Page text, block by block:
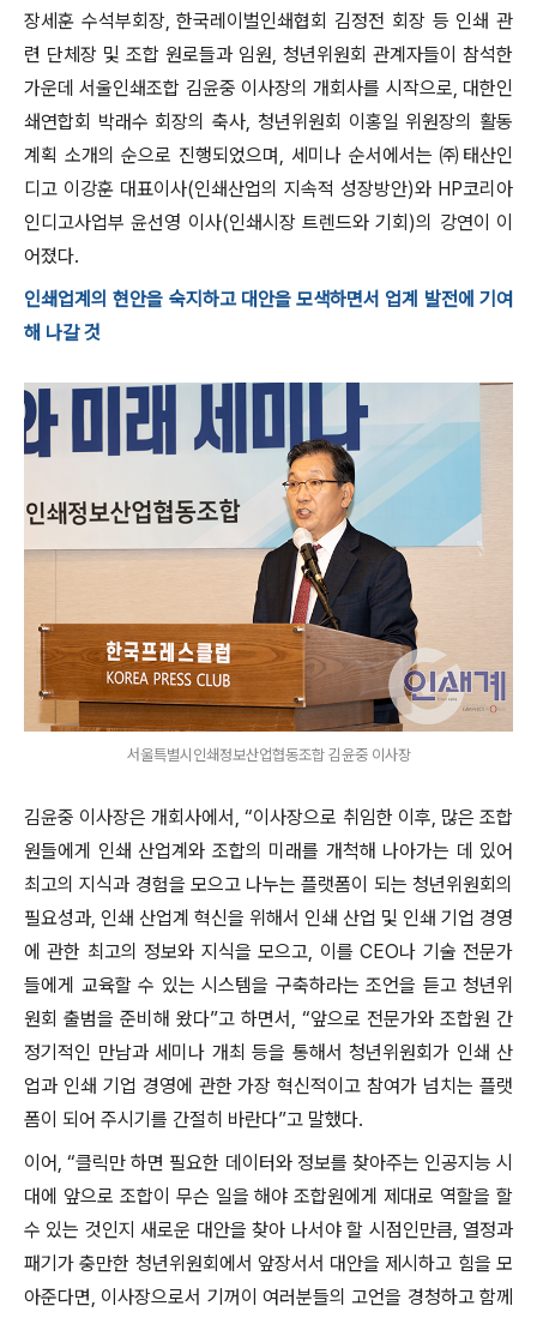
장세훈 수석부회장, 한국레이벌인쇄협회 김정전 회장 등 인쇄 관
련 단체장 및 조합 원로들과 임원, 청년위원회 관계자들이 참석한
가운데 서울인쇄조합 김윤중 이사장의 개회사를 시작으로, 대한인
쇄연합회 박래수 회장의 축사, 청년위원회 이홍일 위원장의 활동
계획 소개의 순으로 진행되었으며, 세미나 순서에서는 ㈜태산인
디고 이강훈 대표이사(인쇄산업의 지속적 성장방안)와 HP코리아
인디고사업부 윤선영 이사(인쇄시장 트렌드와 기회)의 강연이 이
어졌다.
인쇄업계의 현안을 숙지하고 대안을 모색하면서 업계 발전에 기여
해 나갈 것
서울특별시인쇄정보산업협동조합 김윤중 이사장
김윤중 이사장은 개회사에서, “이사장으로 취임한 이후, 많은 조합
원들에게 인쇄 산업계와 조합의 미래를 개척해 나아가는 데 있어
최고의 지식과 경험을 모으고 나누는 플랫폼이 되는 청년위원회의
필요성과, 인쇄 산업계 혁신을 위해서 인쇄 산업 및 인쇄 기업 경영
에 관한 최고의 정보와 지식을 모으고, 이를 CEO나 기술 전문가
들에게 교육할 수 있는 시스템을 구축하라는 조언을 듣고 청년위
원회 출범을 준비해 왔다”고 하면서, “앞으로 전문가와 조합원 간
정기적인 만남과 세미나 개최 등을 통해서 청년위원회가 인쇄 산
업과 인쇄 기업 경영에 관한 가장 혁신적이고 참여가 넘치는 플랫
폼이 되어 주시기를 간절히 바란다”고 말했다.
이어, “클릭만 하면 필요한 데이터와 정보를 찾아주는 인공지능 시
대에 앞으로 조합이 무슨 일을 해야 조합원에게 제대로 역할을 할
수 있는 것인지 새로운 대안을 찾아 나서야 할 시점인만큼, 열정과
패기가 충만한 청년위원회에서 앞장서서 대안을 제시하고 힘을 모
아준다면, 이사장으로서 기꺼이 여러분들의 고언을 경청하고 함께